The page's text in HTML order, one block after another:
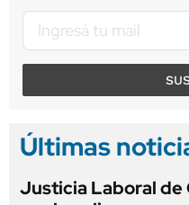
Últimas
Justicia Laboral de